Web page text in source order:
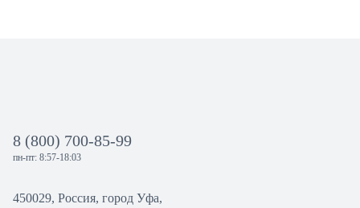
8 (800) 700-85-99
пн-пт: 8:57-18:03
450029, Россия, город Уфа,